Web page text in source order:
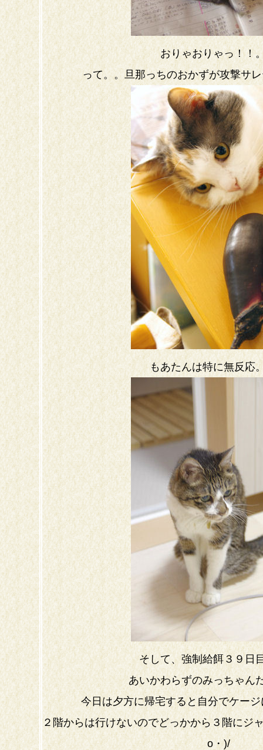
おりゃおりゃっ！！
って。。旦那っちのおかずが攻撃サ
もあたんは特に無反応
そして、強制給餌３９日
あいかわらずのみっちゃん
今日は夕方に帰宅すると自分でケー
２階からは行けないのでどっかから３階にジ
o・)/